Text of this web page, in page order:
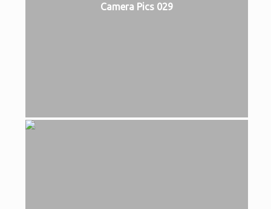
Camera Pics 029